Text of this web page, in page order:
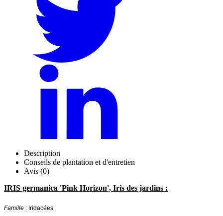
Description
Conseils de plantation et d'entretien
Avis (0)
IRIS germanica 'Pink Horizon', Iris des jardins :
Famille : Iridacées